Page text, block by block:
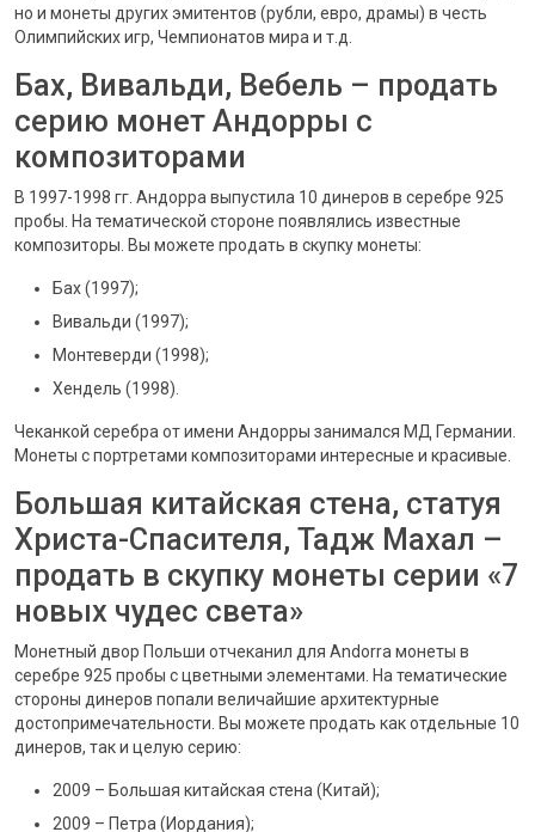
но и монеты других эмитентов (рубли, евро, драмы) в честь
Олимпийских игр, Чемпионатов мира и т.д.
Бах, Вивальди, Вебель – продать
серию монет Андорры с
композиторами
В 1997-1998 гг. Андорра выпустила 10 динеров в серебре 925
пробы. На тематической стороне появлялись известные
композиторы. Вы можете продать в скупку монеты:
Бах (1997);
Вивальди (1997);
Монтеверди (1998);
Хендель (1998).
Чеканкой серебра от имени Андорры занимался МД Германии.
Монеты с портретами композиторами интересные и красивые.
Большая китайская стена, статуя
Христа-Спасителя, Тадж Махал –
продать в скупку монеты серии «7
новых чудес света»
Монетный двор Польши отчеканил для Andorra монеты в
серебре 925 пробы с цветными элементами. На тематические
стороны динеров попали величайшие архитектурные
достопримечательности. Вы можете продать как отдельные 10
динеров, так и целую серию:
2009 – Большая китайская стена (Китай);
2009 – Петра (Иордания);